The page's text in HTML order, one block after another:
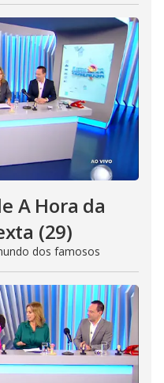
A Hora da
(29)
dos famosos